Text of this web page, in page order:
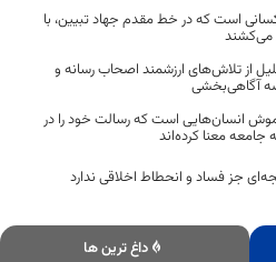
است که در خط مقدم جهاد تبیین، با
می‌کشند
از تلاش‌های ارزشمند اصحاب رسانه و
آگاهی‌بخشی
انسان‌هایی است که رسالت خود را در
معنا کرده‌اند
جز فساد و انحطاط اخلاقی ندارد
داغ ترین ها